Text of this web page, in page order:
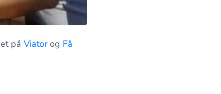
på Viatorog Få